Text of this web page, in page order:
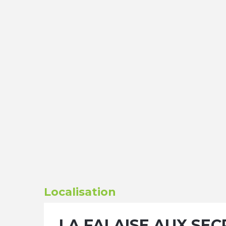
Localisation